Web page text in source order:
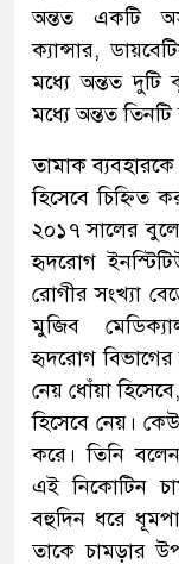
অন্তত একটি
ক্যান্সার,
মধ্যে অন্তত
মধ্যে অন্তত
তামাক
হিসেবে চিহ্নিত
২০১৭ সালের
হৃদরোগ
রোগীর সংখ্যা
মুজিব
হৃদরোগ
নেয় ধোঁয়া
হিসেবে নেয়।
করে। তিনি
এই নিকোটিন
বহুদিন ধরে
তাকে চামড়ার